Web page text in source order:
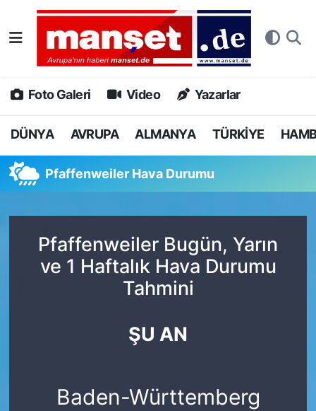
Foto Galeri Video Yazarlar
DÜNYA AVRUPA ALMANYA TÜRKİYE
Pfaffenweiler Hava Durumu
Pfaffenweiler Bugün, Yarın
ve 1 Haftalık Hava Durumu
Tahmini
ŞU AN
Baden-Württemberg
DÜNYA
AVRUPA
ALMANYA
SPOR
DEUTSCH
Nöbetçi Eczaneler
Hava Durumu
Namaz Vakitleri
Tüm Manşetler
Son Dakika Haberleri